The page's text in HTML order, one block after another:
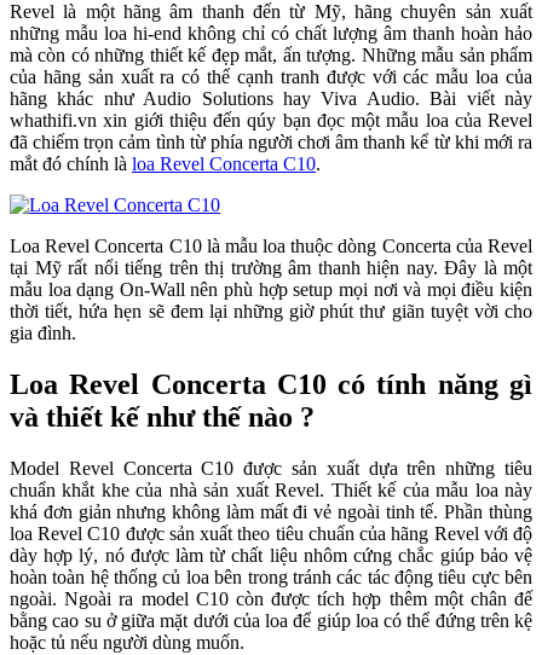
Revel là một hãng âm thanh đến từ Mỹ, hãng chuyên sản xuất
những mẫu loa hi-end không chỉ có chất lượng âm thanh hoàn hảo
mà còn có những thiết kế đẹp mắt, ấn tượng. Những mẫu sản phẩm
của hãng sản xuất ra có thể cạnh tranh được với các mẫu loa của
hãng khác như Audio Solutions hay Viva Audio. Bài viết này
whathifi.vn xin giới thiệu đến qúy bạn đọc một mẫu loa của Revel
đã chiếm trọn cảm tình từ phía người chơi âm thanh kể từ khi mới ra
mắt đó chính là loa Revel Concerta C10.
Loa Revel Concerta C10 là mẫu loa thuộc dòng Concerta của Revel
tại Mỹ rất nổi tiếng trên thị trường âm thanh hiện nay. Đây là một
mẫu loa dạng On-Wall nên phù hợp setup mọi nơi và mọi điều kiện
thời tiết, hứa hẹn sẽ đem lại những giờ phút thư giãn tuyệt vời cho
gia đình.
Loa Revel Concerta C10 có tính năng gì
và thiết kế như thế nào ?
Model Revel Concerta C10 được sản xuất dựa trên những tiêu
chuẩn khắt khe của nhà sản xuất Revel. Thiết kế của mẫu loa này
khá đơn giản nhưng không làm mất đi vẻ ngoài tinh tế. Phần thùng
loa Revel C10 được sản xuất theo tiêu chuẩn của hãng Revel với độ
dày hợp lý, nó được làm từ chất liệu nhôm cứng chắc giúp bảo vệ
hoàn toàn hệ thống củ loa bên trong tránh các tác động tiêu cực bên
ngoài. Ngoài ra model C10 còn được tích hợp thêm một chân đế
bằng cao su ở giữa mặt dưới của loa để giúp loa có thể đứng trên kệ
hoặc tủ nếu người dùng muốn.